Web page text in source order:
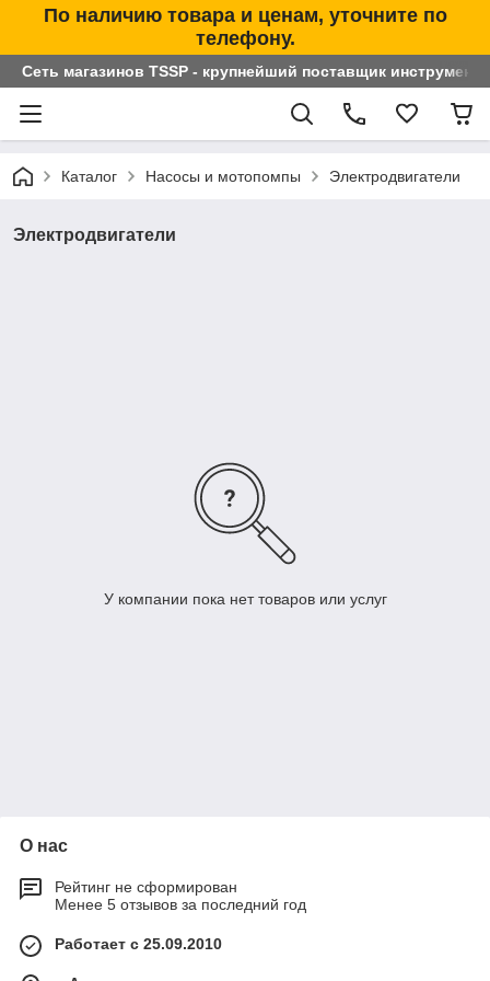
По наличию товара и ценам, уточните по
телефону.
Сеть магазинов TSSP - крупнейший поставщик
Каталог Насосы и мотопомпы Электродвигатели
Электродвигатели
У компании пока нет товаров или услуг
О нас
Рейтинг не сформирован
Менее 5 отзывов за последний год
Работает с 25.09.2010